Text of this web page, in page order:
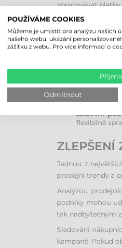
zpracovávat
ŠIROKÉ
POS terminály
sklady
bar, což
Hotelnictví:
umožňuje
Zábavní
flexibilně
ZLEPŠENÍ
Jednou z
prodejní trendy a
Analýzou
podniky mohou
tak nadbytečným
Sledování
kampaně. Pokud
POUŽÍVÁME COOKIES
Můžeme je umístit pro analýzu našich
našeho webu, ukázání
zážitku z webu. Pro více informací o
Odmítnout